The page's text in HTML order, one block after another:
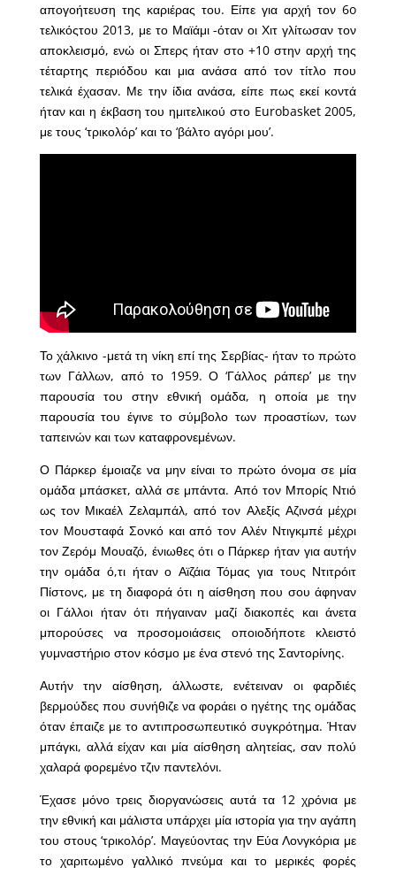
απογοήτευση της καριέρας του. Είπε για αρχή τον 6o
τελικόςτου 2013, με το Μαϊάμι -όταν οι Χιτ γλίτωσαν τον
αποκλεισμό, ενώ οι Σπερς ήταν στο +10 στην αρχή της
τέταρτης περιόδου και μια ανάσα από τον τίτλο που
τελικά έχασαν. Με την ίδια ανάσα, είπε πως εκεί κοντά
ήταν και η έκβαση του ημιτελικού στο Eurobasket 2005,
με τους ‘τρικολόρ’ και το ‘βάλτο αγόρι μου’.
Το χάλκινο -μετά τη νίκη επί της Σερβίας- ήταν το πρώτο
των Γάλλων, από το 1959. Ο ‘Γάλλος ράπερ’ με την
παρουσία του στην εθνική ομάδα, η οποία με την
παρουσία του έγινε το σύμβολο των προαστίων, των
ταπεινών και των καταφρονεμένων.
Ο Πάρκερ έμοιαζε να μην είναι το πρώτο όνομα σε μία
ομάδα μπάσκετ, αλλά σε μπάντα. Από τον Μπορίς Ντιό
ως τον Μικαέλ Ζελαμπάλ, από τον Αλεξίς Αζινσά μέχρι
τον Μουσταφά Σονκό και από τον Αλέν Ντιγκμπέ μέχρι
τον Ζερόμ Μουαζό, ένιωθες ότι ο Πάρκερ ήταν για αυτήν
την ομάδα ό,τι ήταν ο Αϊζάια Τόμας για τους Ντιτρόιτ
Πίστονς, με τη διαφορά ότι η αίσθηση που σου άφηναν
οι Γάλλοι ήταν ότι πήγαιναν μαζί διακοπές και άνετα
μπορούσες να προσομοιάσεις οποιοδήποτε κλειστό
γυμναστήριο στον κόσμο με ένα στενό της Σαντορίνης.
Αυτήν την αίσθηση, άλλωστε, ενέτειναν οι φαρδιές
βερμούδες που συνήθιζε να φοράει ο ηγέτης της ομάδας
όταν έπαιζε με το αντιπροσωπευτικό συγκρότημα. Ήταν
μπάγκι, αλλά είχαν και μία αίσθηση αλητείας, σαν πολύ
χαλαρά φορεμένο τζιν παντελόνι.
Έχασε μόνο τρεις διοργανώσεις αυτά τα 12 χρόνια με
την εθνική και μάλιστα υπάρχει μία ιστορία για την αγάπη
του στους ‘τρικολόρ’. Μαγεύοντας την Εύα Λονγκόρια με
το χαριτωμένο γαλλικό πνεύμα και το μερικές φορές